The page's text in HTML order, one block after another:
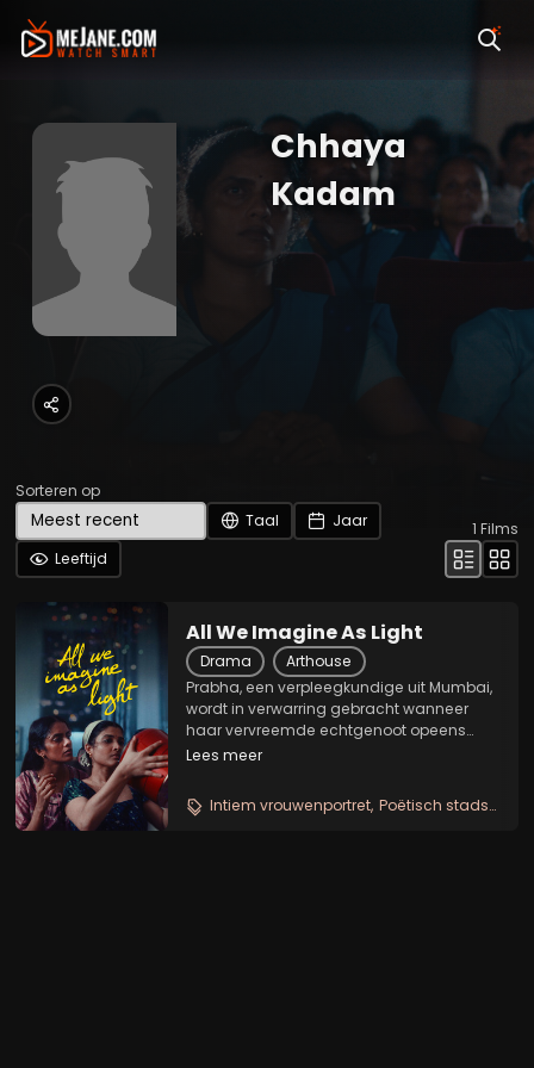
Chhaya
Kadam
Sorteren op
Taal
Jaar
Leeftijd
1 Films
All We Imagine As Light
Drama
Arthouse
Prabha, een verpleegkundige uit Mumbai,
wordt in verwarring gebracht wanneer
haar vervreemde echtgenoot opeens
weer contact zoekt. Ondertussen zoekt
manier om de volgende stap in haar
geheime relatie te kunnen...
Lees meer
Intiem vrouwenportret Poëtisch stadsdrama